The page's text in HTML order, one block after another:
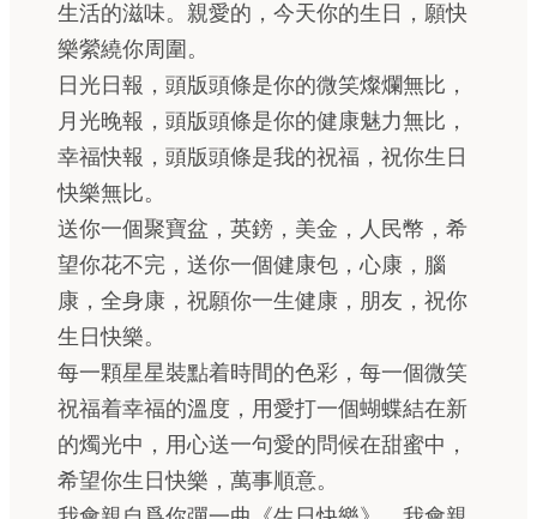
生活的滋味。親愛的，今天你的生日，願快
樂縈繞你周圍。
日光日報，頭版頭條是你的微笑燦爛無比，
月光晚報，頭版頭條是你的健康魅力無比，
幸福快報，頭版頭條是我的祝福，祝你生日
快樂無比。
送你一個聚寶盆，英鎊，美金，人民幣，希
望你花不完，送你一個健康包，心康，腦
康，全身康，祝願你一生健康，朋友，祝你
生日快樂。
每一顆星星裝點着時間的色彩，每一個微笑
祝福着幸福的溫度，用愛打一個蝴蝶結在新
的燭光中，用心送一句愛的問候在甜蜜中，
希望你生日快樂，萬事順意。